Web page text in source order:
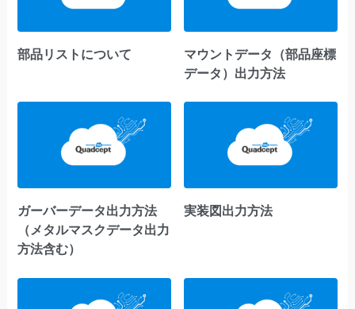
部品リストについて
マウントデータ（部品座標
データ）出力方法
ガーバーデータ出力方法
（メタルマスクデータ出力
方法含む）
実装図出力方法